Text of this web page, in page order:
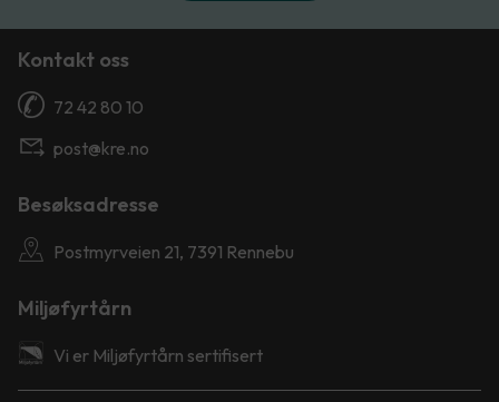
Kontakt oss
72 42 80 10
post@kre.no
Besøksadresse
Postmyrveien 21, 7391 Rennebu
Miljøfyrtårn
Vi er Miljøfyrtårn sertifisert